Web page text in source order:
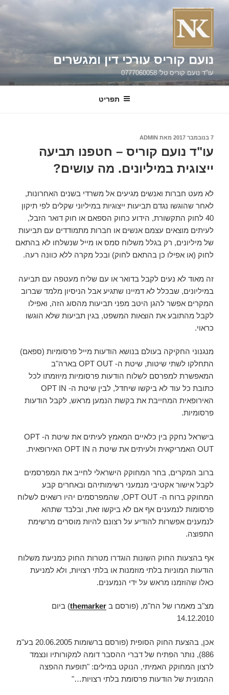
דילוג
נועם קוריס עורכי דין ומגשרים
עו"ד נועם קוריס טל' 0777060058
תפריט
פורסם
7 בנובמבר 2017 מאת ADMIN
עו"ד נועם קוריס – חטפנו תביעה
ייצוגית במיליונים. מה עושים?
לא מעט חברות ואנשים מגיעים אל משרדי בשנים האחרונות,
לאחר שהוגשו נגדם תביעות ייצוגיות במיליוני שקלים לפי תיקון
40 לחוק התקשורת, הידוע כחוק הספאם או חוק דואר הזבל,
לעיתים מוצאים עצמם אנשים או חברות מתמודדים עם תביעות
של מיליונים, רק בגלל משלוח סמס או מייל שנשלחו לא בהתאם
לחוק (או אפילו כן בהתאם לחוק) ובכל מקרה ללא כוונה רעה.
זה מאוד לא נעים לקבל בדואר או עם שליח מעטפה עם תביעה
במיליונים, שבכלל לא דמיינו שתגיע אבל הניסיון מלמד שברוב
המקרים אפשר להגן היטב מפני תביעות מהסוג הזה, ואפילו
לקבל מהתובע את הוצאות המשפט, בגין תביעות שלא הוגשו
כראוי.
מנגנוני החקיקה בעולם בנושא הודעות מייל פרסומיות (ספאם)
התחלקו לשתי שיטות, שיטת ה- OPT OUT בארה"ב
המאפשרת למפרסם לשלוח הודעות פרסומיות מיוזמתו לכל
כתובת כל עוד לא ביקשו שיחדל, לבין שיטת ה- OPT IN
האירופאית המחייבת את בקשת הנמען מראש, לקבל הודעות
פרסומיות.
בישראל נחקק בין כלאיים המאמץ לעיתים את שיטת ה- OPT
OUT האמריקאית ולעיתים את שיטת ה OPT IN האירופאית.
ברוב המקרים, בחר המחוקק הישראלי לחייב את המפרסמים
לקבל אישור אקטיבי מנמעני רשימותיהם ובאחרים קבע
המחוקק ברוח ה- OPT OUT, שהמפרסמים יהיו רשאים לשלוח
פרסומות לנמענים אף אם לא ביקשו זאת, ובלבד שתהא
לנמענים אפשרות להודיע על רצונם להיות מוסרים מרשימת
התפוצה.
אף בהצעות החוק השונות הוגדרו מטרות החוק כמניעת משלוח
הודעות המוניות בלתי מוזמנות או בלתי רצויות, ולא למניעת
כאלו שהוזמנו מראש על ידי הנמענים.
מצ"ב מאמרו של הח"מ, (פורסם ב themarker) ביום
14.12.2010
אכן, בהצעת החוק הסופית (פורסם ברשומות 20.06.2005 בע"מ
886), נותר הפתיח של דברי ההסבר דומה למקורותיו ונצמד
לרצון המחוקק האמיתי, הנוקט במילים: "תופעת ההפצה
ההמונית של הודעות פרסומת בלתי רצויות…"